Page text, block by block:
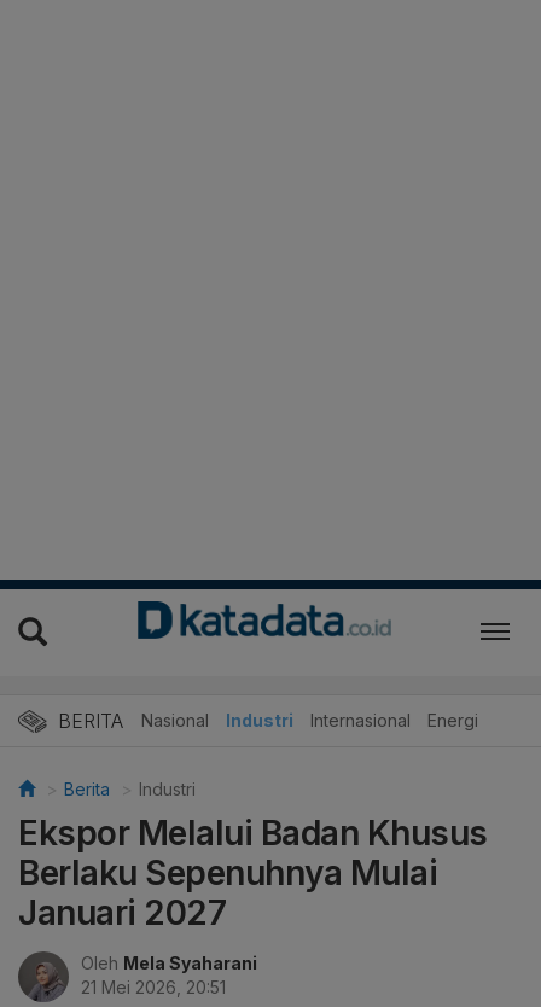
BERITA Nasional Industri Internasional Energi
Berita Industri
Ekspor Melalui Badan Khusus
Berlaku Sepenuhnya Mulai
Januari 2027
Oleh Mela Syaharani
21 Mei 2026, 20:51